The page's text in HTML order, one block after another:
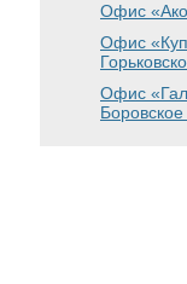
Офис
Офис
Офис